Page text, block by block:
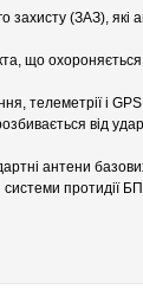
захисту (ЗАЗ), які
що
телеметрії і
від
антени
системи протидії